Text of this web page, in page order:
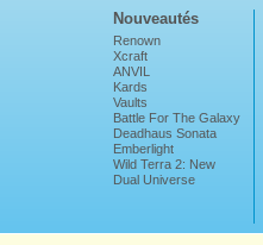
Nouveautés
Renown
Xcraft
ANVIL
Kards
Vaults
Battle For The Galaxy
Deadhaus Sonata
Emberlight
Wild Terra 2: New
Lands
Dual Universe